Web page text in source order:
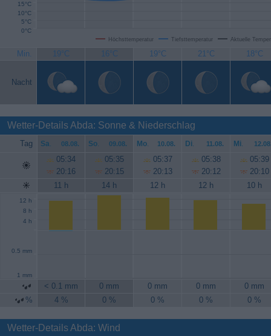
Höchsttemperatur Tiefsttemperatur Aktuelle
0°C
5°C
10°C
15°C
Min. 19°C 16°C 19°C 21°C 18°C
Nacht
Wetter-Details Abda: Sonne & Niederschlag
Tag Sa. 08.08. So. 09.08. Mo. 10.08. Di. 11.08. Mi.
05:34
20:16
05:35
20:15
05:37
20:13
05:38
20:12
05:39
20:10
11 h
14 h 12 h 12 h 10 h
4 h
8 h
12 h
0.5 mm
1 mm
< 0.1 mm 0 mm 0 mm 0 mm
0 mm
%
4 % 0 % 0 % 0 % 0 %
Wetter-Details Abda: Wind